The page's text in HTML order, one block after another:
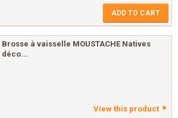
ADD TO CART
Brosse à vaisselle MOUSTACHE Natives
déco...
View this product